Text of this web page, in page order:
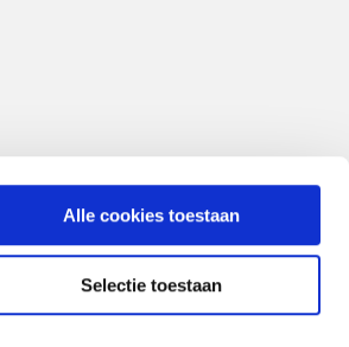
Alle cookies toestaan
Selectie toestaan